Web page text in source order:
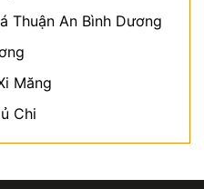
Thuận An Bình Dương
Măng
Chi